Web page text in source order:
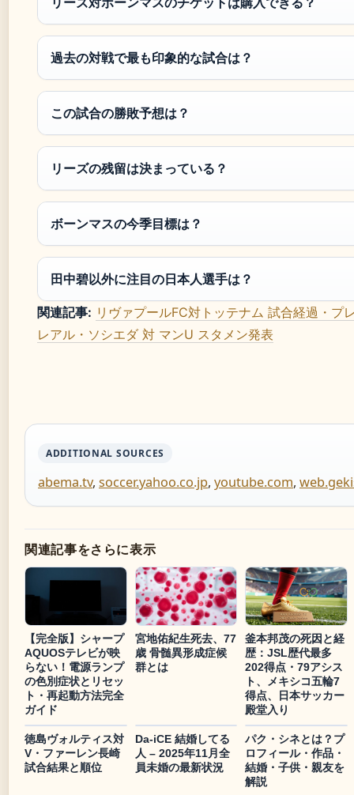
過去の対戦で最も印象的な試合は？
この試合の勝敗予想は？
リーズの残留は決まっている？
ボーンマスの今季目標は？
田中碧以外に注目の日本人選手は？
関連記事: リヴァプールFC対トッテナム 試合経過・プ
レアル・ソシエダ 対 マンU スタメン発表
ADDITIONAL SOURCES
abema.tv, soccer.yahoo.co.jp, youtube.com,
関連記事をさらに表示
【完全版】シャープ
AQUOSテレビが映
らない！電源ランプ
の色別症状とリセッ
ト・再起動方法完全
ガイド
宮地佑紀生死去、77
歳 骨髄異形成症候
群とは
釜本邦茂の死因と経
歴：JSL歴代最多
202得点・79アシス
ト、メキシコ五輪7
得点、日本サッカー
殿堂入り
徳島ヴォルティス対
V・ファーレン長崎
試合結果と順位
Da-iCE 結婚してる
人 – 2025年11月全
員未婚の最新状況
パク・シネとは？プ
ロフィール・作品・
結婚・子供・親友を
解説